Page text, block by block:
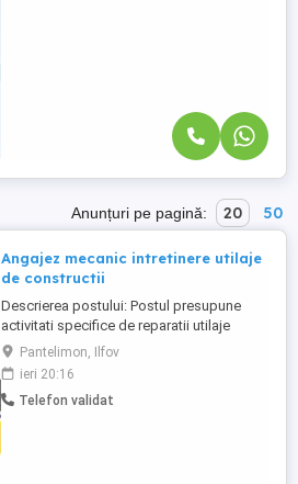
Anunțuri pe pagină: 20 50
Angajez mecanic intretinere utilaje
de constructii
Descrierea postului: Postul presupune
activitati specifice de reparatii utilaje
(excavatoare, incarcatoare frontale,
buldozere, buldo-excavatoare, mini
incarcatoare, compactoare, etc.) la sediul
clientului sau in atelierul propriu, constand
Pantelimon, Ilfov
ieri 20:16
Telefon validat